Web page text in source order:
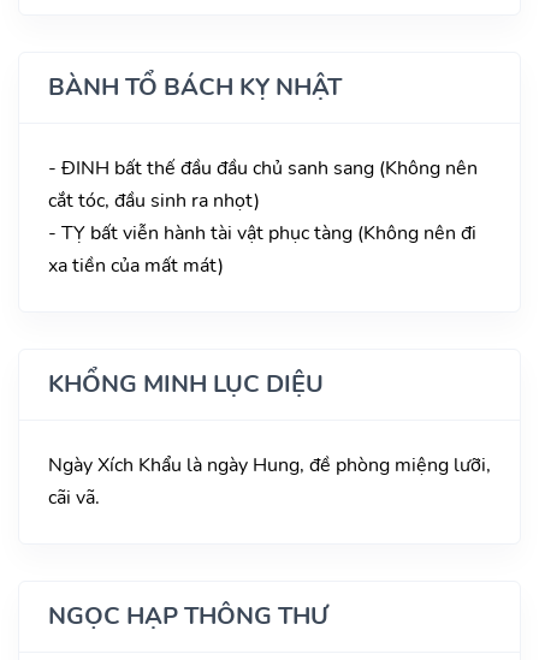
BÀNH TỔ BÁCH KỴ NHẬT
- ĐINH bất thế đầu đầu chủ sanh sang (Không nên
cắt tóc, đầu sinh ra nhọt)
- TỴ bất viễn hành tài vật phục tàng (Không nên đi
xa tiền của mất mát)
KHỔNG MINH LỤC DIỆU
Ngày Xích Khẩu là ngày Hung, đề phòng miệng lưỡi,
cãi vã.
NGỌC HẠP THÔNG THƯ